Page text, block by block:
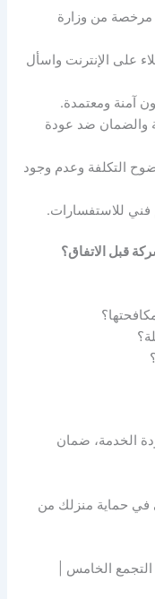
مرخصة من وزارة
على الإنترنت واسأل
آمنة ومعتمدة.
والضمان ضد عودة
التكلفة وعدم وجود
للاستفسارات.
قبل الاتفاق؟
الخدمة، ضمان
في حماية منزلك من
الخامس |